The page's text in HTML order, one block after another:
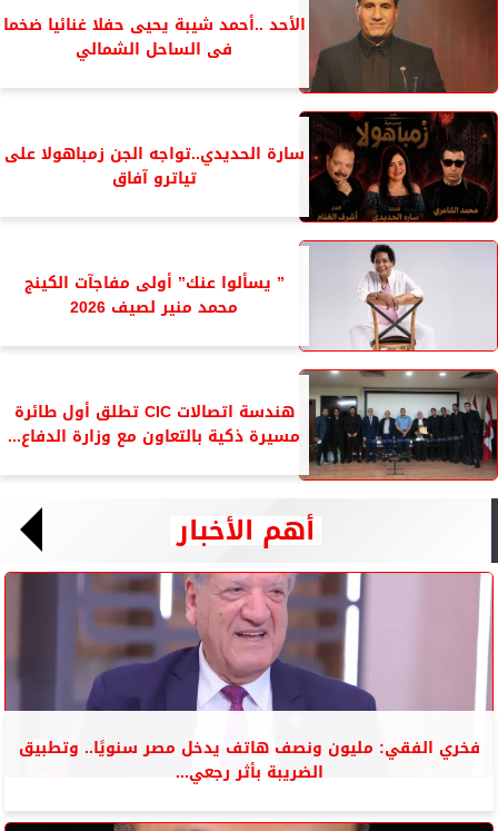
الأحد ..أحمد شيبة يحيى حفلا غنائيا ضخما
فى الساحل الشمالي
سارة الحديدي..تواجه الجن زمباهولا على
تياترو آفاق
” يسألوا عنك” أولى مفاجآت الكينج
محمد منير لصيف 2026
هندسة اتصالات CIC تطلق أول طائرة
مسيرة ذكية بالتعاون مع وزارة الدفاع...
أهم الأخبار
فخري الفقي: مليون ونصف هاتف يدخل مصر سنويًا.. وتطبيق
الضريبة بأثر رجعي...